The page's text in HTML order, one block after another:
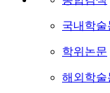
국내학술
학위논문
해외학술